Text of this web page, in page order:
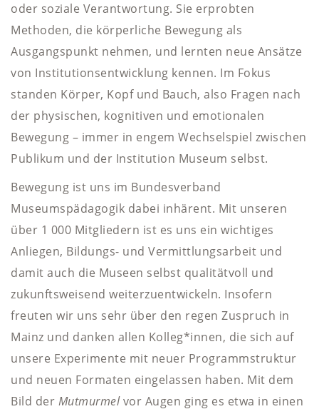
oder soziale Verantwortung. Sie erprobten
Methoden, die körperliche Bewegung als
Ausgangspunkt nehmen, und lernten neue Ansätze
von Institutionsentwicklung kennen. Im Fokus
standen Körper, Kopf und Bauch, also Fragen nach
der physischen, kognitiven und emotionalen
Bewegung – immer in engem Wechselspiel zwischen
Publikum und der Institution Museum selbst.
Bewegung ist uns im Bundesverband
Museumspädagogik dabei inhärent. Mit unseren
über 1 000 Mitgliedern ist es uns ein wichtiges
Anliegen, Bildungs- und Vermittlungsarbeit und
damit auch die Museen selbst qualitätvoll und
zukunftsweisend weiterzuentwickeln. Insofern
freuten wir uns sehr über den regen Zuspruch in
Mainz und danken allen Kolleg*innen, die sich auf
unsere Experimente mit neuer Programmstruktur
und neuen Formaten eingelassen haben. Mit dem
Bild der Mutmurmelvor Augen ging es etwa in einen